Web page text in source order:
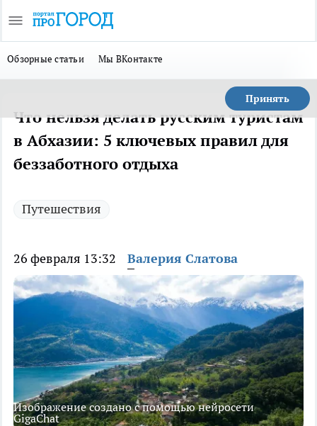
Обзорные статьи Мы ВКонтакте
Принять
Что нельзя делать русским туристам
в Абхазии: 5 ключевых правил для
беззаботного отдыха
Путешествия
26 февраля 13:32 Валерия Слатова
Изображение создано с помощью нейросети
GigaChat